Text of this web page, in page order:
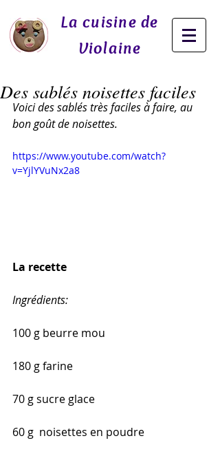
La cuisine de
Violaine
Des sablés noisettes faciles
Voici des sablés très faciles à faire, au
bon goût de noisettes.
https://www.youtube.com/watch?
v=YjlYVuNx2a8
La recette
Ingrédients:
100 g beurre mou
180 g farine
70 g sucre glace
60 g  noisettes en poudre